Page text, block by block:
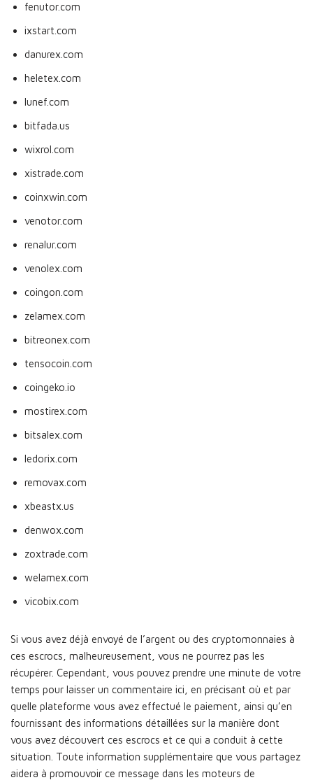
fenutor.com
ixstart.com
danurex.com
heletex.com
lunef.com
bitfada.us
wixrol.com
xistrade.com
coinxwin.com
venotor.com
renalur.com
venolex.com
coingon.com
zelamex.com
bitreonex.com
tensocoin.com
coingeko.io
mostirex.com
bitsalex.com
ledorix.com
removax.com
xbeastx.us
denwox.com
zoxtrade.com
welamex.com
vicobix.com
Si vous avez déjà envoyé de l’argent ou des cryptomonnaies à
ces escrocs, malheureusement, vous ne pourrez pas les
récupérer. Cependant, vous pouvez prendre une minute de votre
temps pour laisser un commentaire ici, en précisant où et par
quelle plateforme vous avez effectué le paiement, ainsi qu’en
fournissant des informations détaillées sur la manière dont
vous avez découvert ces escrocs et ce qui a conduit à cette
situation. Toute information supplémentaire que vous partagez
aidera à promouvoir ce message dans les moteurs de